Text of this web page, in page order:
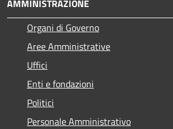
AMMINISTRAZIONE
Organi di Governo
Aree Amministrative
Uffici
Enti e fondazioni
Politici
Personale Amministrativo